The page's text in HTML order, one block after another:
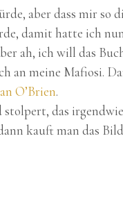
aber dass mir so
damit hatte ich
ah, ich will das
an meine Mafiosi.
O’Brien.
das
kauft man das